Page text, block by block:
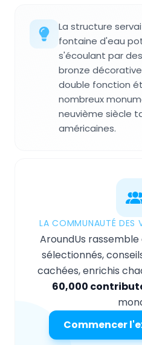
La structure
fontaine d'eau
s'écoulant par
bronze
double fonction
nombreux
neuvième siècle
américaines.
LA COMMUNAUTÉ DES
AroundUs rassemble
sélectionnés,
cachées, enrichis
60,000
Commencer